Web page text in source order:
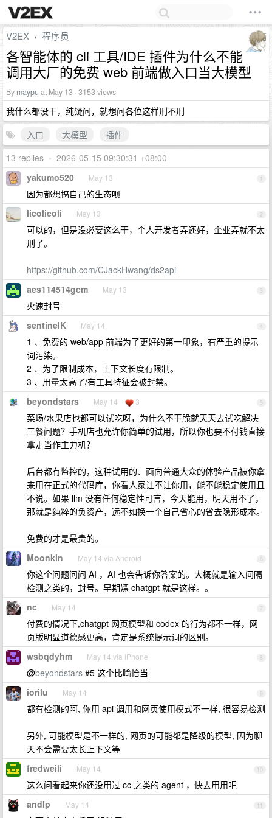
V2EX › 程序员
各智能体的 cli 工具/IDE 插件为什么不能
调用大厂的免费 web 前端做入口当大模型
By maypu at May 13 · 3153 views
我什么都没干，纯疑问，就想问各位这样刑不刑
入口
大模型
插件
13 replies • 2026-05-15 09:30:31 +08:00
1
yakumo520 May 13
因为都想搞自己的生态呗
2
licolicoli May 13
可以的，但是没必要这么干，个人开发者弄还好，企业弄就不太
刑了。
https://github.com/CJackHwang/ds2api
3
aes114514gcm May 13
火速封号
4
sentinelK May 14
1 、免费的 web/app 前端为了更好的第一印象，有严重的提示
词污染。
2 、为了限制成本，上下文长度有限制。
3 、用量太高了/有工具特征会被封禁。
5
beyondstars May 14 3
菜场/水果店也都可以试吃呀，为什么不干脆就天天去试吃解决
三餐问题？手机店也允许你简单的试用，所以你也要不付钱直接
拿走当作主力机？
后台都有监控的，这种试用的、面向普通大众的体验产品被你拿
来用在正式的代码库，你看人家让不让你用，能不能稳定使用且
不说。如果 llm 没有任何稳定性可言，今天能用，明天用不了，
那就是纯粹的负资产，远不如换一个自己省心的省去隐形成本。
免费的才是最贵的。
6
Moonkin May 14 via Android
你这个问题问问 AI ，AI 也会告诉你答案的。大概就是输入间隔
检测之类的，封号。早期嫖 chatgpt 就是这样。。
7
nc May 14
付费的情况下,chatgpt 网页模型和 codex 的行为都不一样，网
页版明显道德感更高，肯定是系统提示词的区别。
8
wsbqdyhm May 14 via iPhone
@beyondstars #5 这个比喻恰当
9
iorilu May 14
都有检测的阿, 你用 api 调用和网页使用模式不一样, 很容易检测
另外, 可能模型是不一样的, 网页的可能都是降级的模型, 因为聊
天不会需要太长上下文等
10
fredweili May 14
这么问看起来你还没用过 cc 之类的 agent ，快去用用吧
11
andlp May 14